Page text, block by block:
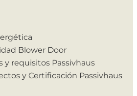
Blower Door
y requisitos Passivhaus
y Certificación Passivhaus